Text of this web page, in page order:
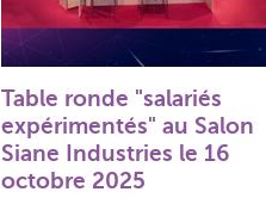
Table ronde "salariés
expérimentés" au Salon
Siane Industries le 16
octobre 2025